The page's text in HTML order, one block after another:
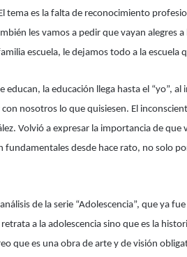
tema es la falta de reconocimiento
les vamos a pedir que vayan alegres
escuela, le dejamos todo a la escuela
educan, la educación llega hasta el “yo”,
nosotros lo que quisiesen. El
Volvió a expresar la importancia de
fundamentales desde hace rato, no solo
de la serie “Adolescencia”, que ya
a la adolescencia sino que es la
que es una obra de arte y de visión